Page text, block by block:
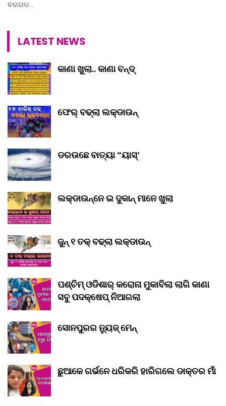
ବରଗଡ…
LATEST NEWS
କାଣା ଖୁଲା.. କାଣା ବନ୍ଦ୍‌
ଫେର୍ ବଢ୍‌ଲା ଲକ୍‌ଡାଉନ୍‌
ଡରଉଛେ ବାତ୍ୟା “ୟାସ୍‌’
ଲକ୍‌ଡାଉନ୍‌ନେ ଇ ଦୁକାନ୍ ମାନେ ଖୁଲା
ଜୁନ୍ ୧ ତକ୍ ବଢ୍‌ଲା ଲକ୍‌ଡାଉନ୍‌
ପଶ୍ଚିମ୍ ଓଡିଶାର୍ କରୋନା ମୁକାବିଲା ଲାଗି କାଣା
ସବୁ ପଦକ୍ଷେପ୍ ନିଆଗଲା
ସୋନପୁରର ନ୍ୟୁଜ୍ ମେନ୍
ଛୁଆକେ ଗର୍ଭନେ ଧରିକରି ହାରିଗଲେ ଡାକ୍ତର ମାଁ